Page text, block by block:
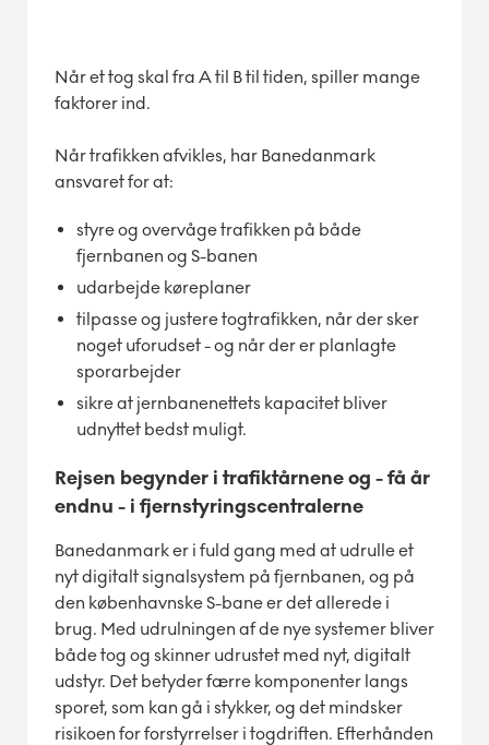
Når et tog skal fra A til B til tiden, spiller mange
faktorer ind.
Når trafikken afvikles, har Banedanmark
ansvaret for at:
styre og overvåge trafikken på både
fjernbanen og S-banen
udarbejde køreplaner
tilpasse og justere togtrafikken, når der sker
noget uforudset - og når der er planlagte
sporarbejder
sikre at jernbanenettets kapacitet bliver
udnyttet bedst muligt.
Rejsen begynder i trafiktårnene og - få år
endnu - i fjernstyringscentralerne
Banedanmark er i fuld gang med at udrulle et
nyt digitalt signalsystem på fjernbanen, og på
den københavnske S-bane er det allerede i
brug. Med udrulningen af de nye systemer bliver
både tog og skinner udrustet med nyt, digitalt
udstyr. Det betyder færre komponenter langs
sporet, som kan gå i stykker, og det mindsker
risikoen for forstyrrelser i togdriften. Efterhånden